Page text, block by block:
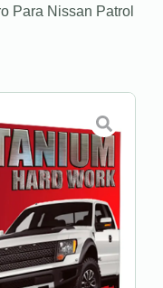
Para Nissan Patrol